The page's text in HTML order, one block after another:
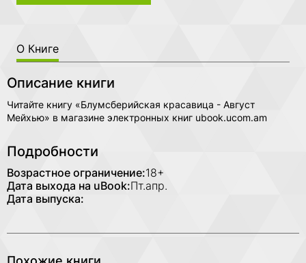
О Книге
Описание книги
Читайте книгу «Блумсберийская красавица - Август
Мейхью» в магазине электронных книг ubook.ucom.am
Подробности
Возрастное ограничение:18+
Дата выхода на uBook:Пт.апр.
Дата выпуска: